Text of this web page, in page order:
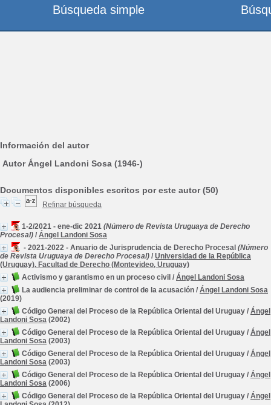
Información del autor
Autor Ángel Landoni Sosa (1946-)
Documentos disponibles escritos por este autor (50)
Refinar búsqueda
1-2/2021 - ene-dic 2021 (Número de Revista Uruguaya de Derecho
Procesal) / Ángel Landoni Sosa
- 2021-2022 - Anuario de Jurisprudencia de Derecho Procesal (Número
de Revista Uruguaya de Derecho Procesal) / Universidad de la República
(Uruguay). Facultad de Derecho (Montevideo, Uruguay)
Activismo y garantismo en un proceso civil / Ángel Landoni Sosa
La audiencia preliminar de control de la acusación / Ángel Landoni Sosa
(2019)
Código General del Proceso de la República Oriental del Uruguay / Ángel
Landoni Sosa (2002)
Código General del Proceso de la República Oriental del Uruguay / Ángel
Landoni Sosa (2003)
Código General del Proceso de la República Oriental del Uruguay / Ángel
Landoni Sosa (2003)
Código General del Proceso de la República Oriental del Uruguay / Ángel
Landoni Sosa (2006)
Código General del Proceso de la República Oriental del Uruguay / Ángel
Búsqueda simple